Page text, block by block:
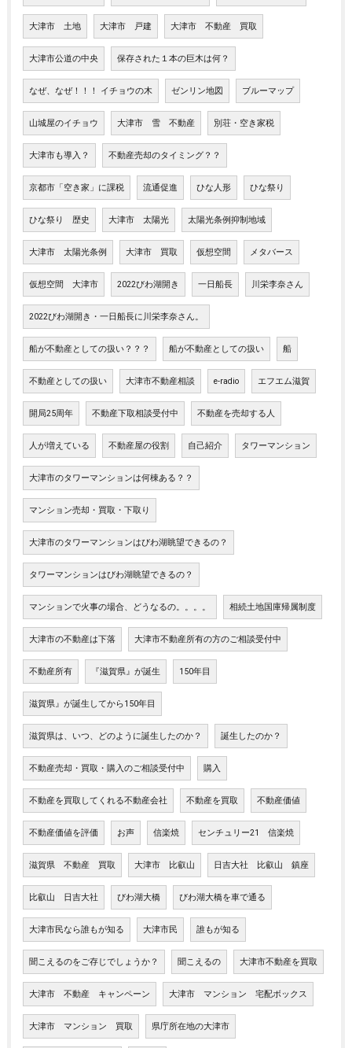
大津市 土地 大津市 戸建 大津市 不動産 買取
大津市公道の中央 保存された１本の巨木は何？
なぜ、なぜ！！！ イチョウの木 ゼンリン地図 ブルーマップ
山城屋のイチョウ 大津市 雪 不動産 別荘・空き家税
大津市も導入？ 不動産売却のタイミング？？
京都市「空き家」に課税 流通促進 ひな人形 ひな祭り
ひな祭り 歴史 大津市 太陽光 太陽光条例抑制地域
大津市 太陽光条例 大津市 買取 仮想空間 メタバース
仮想空間 大津市 2022びわ湖開き 一日船長 川栄李奈さん
2022びわ湖開き・一日船長に川栄李奈さん。
船が不動産としての扱い？？？ 船が不動産としての扱い 船
不動産としての扱い 大津市不動産相談 e-radio エフエム滋賀
開局25周年 不動産下取相談受付中 不動産を売却する人
人が増えている 不動産屋の役割 自己紹介 タワーマンション
大津市のタワーマンションは何棟ある？？
マンション売却・買取・下取り
大津市のタワーマンションはびわ湖眺望できるの？
タワーマンションはびわ湖眺望できるの？
マンションで火事の場合、どうなるの。。。。 相続土地国庫帰属制度
大津市の不動産は下落 大津市不動産所有の方のご相談受付中
不動産所有 『滋賀県』が誕生 150年目
滋賀県』が誕生してから150年目
滋賀県は、いつ、どのように誕生したのか？ 誕生したのか？
不動産売却・買取・購入のご相談受付中 購入
不動産を買取してくれる不動産会社 不動産を買取 不動産価値
不動産価値を評価 お声 信楽焼 センチュリー21 信楽焼
滋賀県 不動産 買取 大津市 比叡山 日吉大社 比叡山 鎮座
比叡山 日吉大社 びわ湖大橋 びわ湖大橋を車で通る
大津市民なら誰もが知る 大津市民 誰もが知る
聞こえるのをご存じでしょうか？ 聞こえるの 大津市不動産を買取
大津市 不動産 キャンペーン 大津市 マンション 宅配ボックス
大津市 マンション 買取 県庁所在地の大津市